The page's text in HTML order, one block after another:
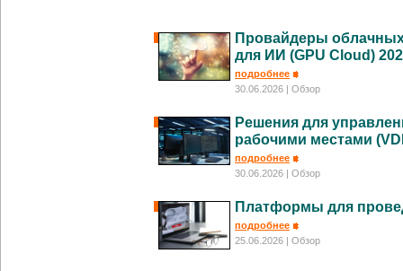
Провайдеры
для ИИ (GPU Cloud)
подробнее
30.06.2026
| Обзор
Решения для
рабочими местами
подробнее
30.06.2026
| Обзор
Платформы для
подробнее
25.06.2026
| Обзор